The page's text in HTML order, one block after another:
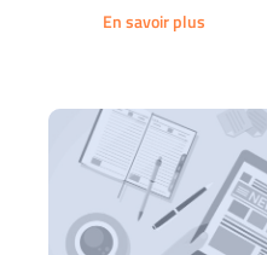
En savoir plus